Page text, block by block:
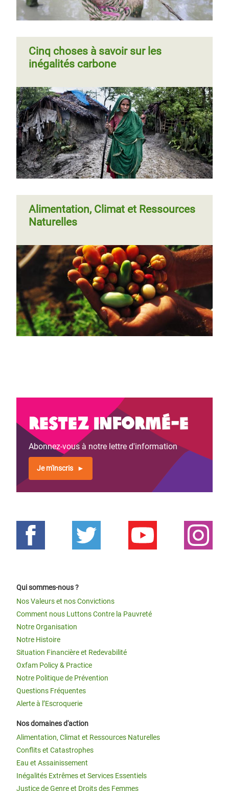
Pagination
Page
‹‹ Page 2Page
››
Cinq choses à savoir sur les
inégalités carbone
Alimentation, Climat et Ressources
Naturelles
Restez informé-e
Abonnez-vous à notre lettre d'information
Je m'inscris
Qui sommes-nous ?
Nos Valeurs et nos Convictions
Comment nous Luttons Contre la Pauvreté
Notre Organisation
Notre Histoire
Situation Financière et Redevabilité
Oxfam Policy & Practice
Notre Politique de Prévention
Questions Fréquentes
Alerte à l’Escroquerie
Nos domaines d'action
Alimentation, Climat et Ressources Naturelles
Conflits et Catastrophes
Eau et Assainissement
Inégalités Extrêmes et Services Essentiels
Justice de Genre et Droits des Femmes